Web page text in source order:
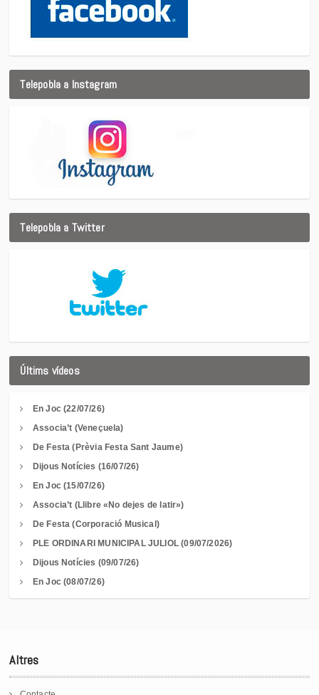
Telepobla a Instagram
Telepobla a Twitter
Últims vídeos
En Joc (22/07/26)
Associa’t (Veneçuela)
De Festa (Prèvia Festa Sant Jaume)
Dijous Notícies (16/07/26)
En Joc (15/07/26)
Associa’t (Llibre «No dejes de latir»)
De Festa (Corporació Musical)
PLE ORDINARI MUNICIPAL JULIOL (09/07/2026)
Dijous Notícies (09/07/26)
En Joc (08/07/26)
Altres